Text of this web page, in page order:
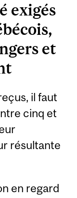
exigés
et
il faut
cinq et
résultante
en regard